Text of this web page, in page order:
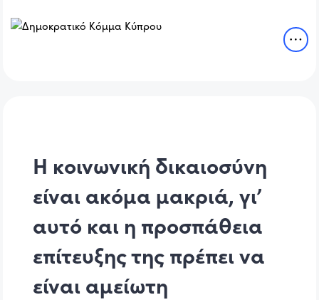
Η κοινωνική δικαιοσύνη
είναι ακόμα μακριά, γι’
αυτό και η προσπάθεια
επίτευξης της πρέπει να
είναι αμείωτη